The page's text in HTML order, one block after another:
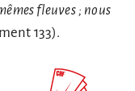
fleuves ; nous
133).